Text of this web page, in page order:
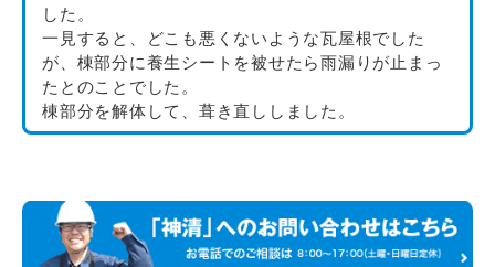
した。
一見すると、どこも悪くないような瓦屋根でした
が、棟部分に養生シートを被せたら雨漏りが止まっ
たとのことでした。
棟部分を解体して、葺き直ししました。